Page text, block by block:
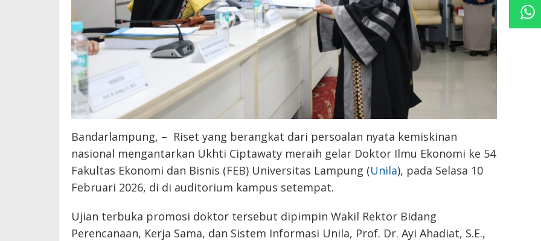
Bandarlampung, – Riset yang berangkat dari persoalan nyata kemiskinan
nasional mengantarkan Ukhti Ciptawaty meraih gelar Doktor Ilmu Ekonomi ke 54
Fakultas Ekonomi dan Bisnis (FEB) Universitas Lampung (Unila), pada Selasa 10
Februari 2026, di di auditorium kampus setempat.
Ujian terbuka promosi doktor tersebut dipimpin Wakil Rektor Bidang
Perencanaan, Kerja Sama, dan Sistem Informasi Unila, Prof. Dr. Ayi Ahadiat, S.E.,